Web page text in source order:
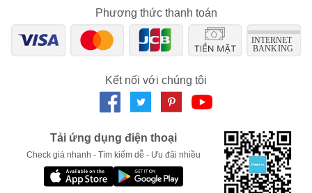
Phương thức thanh toán
Kết nối với chúng tôi
Tải ứng dụng điện thoại
Check giá nhanh - Tìm kiếm dễ - Ưu đãi nhiều